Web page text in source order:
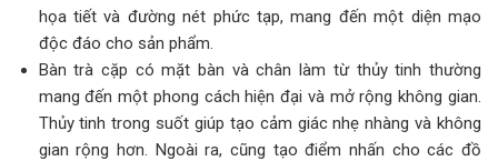
họa tiết và đường nét phức tạp, mang đến một diện mạo
độc đáo cho sản phẩm.
Bàn trà cặp có mặt bàn và chân làm từ thủy tinh thường
mang đến một phong cách hiện đại và mở rộng không gian.
Thủy tinh trong suốt giúp tạo cảm giác nhẹ nhàng và không
gian rộng hơn. Ngoài ra, cũng tạo điểm nhấn cho các đồ